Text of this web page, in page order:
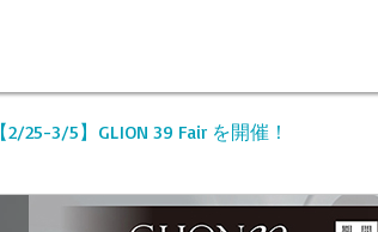
【2/25-3/5】GLION 39 Fair を開催！